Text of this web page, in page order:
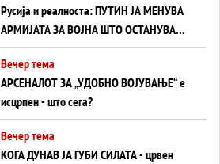
Русија и реалноста: ПУТИН ЈА МЕНУВА
АРМИЈАТА ЗА ВОЈНА ШТО ОСТАНУВА
БЕЗ ФРОНТ
Вечер тема
АРСЕНАЛОТ ЗА „УДОБНО ВОЈУВАЊЕ“ е
исцрпен - што сега?
Вечер тема
КОГА ДУНАВ ЈА ГУБИ СИЛАТА - црвен